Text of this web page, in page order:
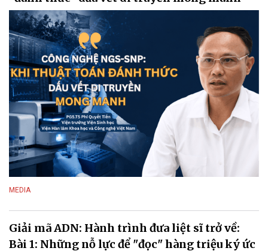
MEDIA
Giải mã ADN: Hành trình đưa liệt sĩ trở về:
Bài 1: Những nỗ lực để "đọc" hàng triệu ký ức